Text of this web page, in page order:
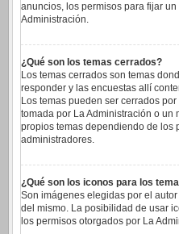
anuncios, los permisos para fijar
Administración.
¿Qué son los temas cerrados?
Los temas cerrados son temas
responder y las encuestas allí
Los temas pueden ser cerrados
tomada por La Administración o un
propios temas dependiendo de los
administradores.
¿Qué son los iconos para los
Son imágenes elegidas por el
del mismo. La posibilidad de usar
los permisos otorgados por La